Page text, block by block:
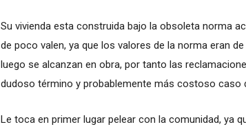
Su vivienda esta construida bajo la obsoleta norma
de poco valen, ya que los valores de la norma eran
luego se alcanzan en obra, por tanto las
dudoso término y probablemente más costoso caso
Le toca en primer lugar pelear con la comunidad, ya